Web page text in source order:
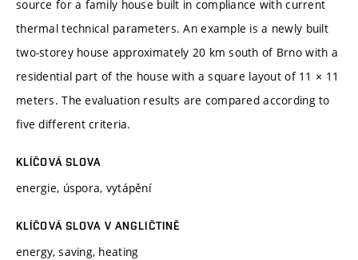
source for a family house built in compliance with current
thermal technical parameters. An example is a newly built
two-storey house approximately 20 km south of Brno with a
residential part of the house with a square layout of 11 × 11
meters. The evaluation results are compared according to
five different criteria.
KLÍČOVÁ SLOVA
energie, úspora, vytápění
KLÍČOVÁ SLOVA V ANGLIČTINĚ
energy, saving, heating